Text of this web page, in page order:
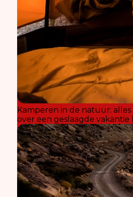
Kamperen in de natuur:
over een geslaagde vakantie